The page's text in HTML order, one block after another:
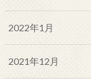
2022年1月
2021年12月